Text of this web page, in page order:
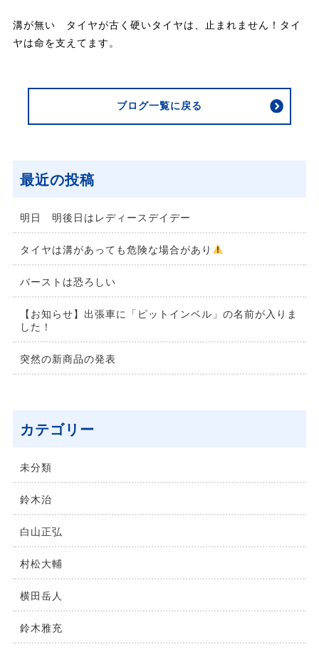
溝が無い タイヤが古く硬いタイヤは、止まれません！タイ
ヤは命を支えてます。
ブログ一覧に戻る
最近の投稿
明日 明後日はレディースデイデー
タイヤは溝があっても危険な場合があり
バーストは恐ろしい
【お知らせ】出張車に「ピットインベル」の名前が入りま
した！
突然の新商品の発表
カテゴリー
未分類
鈴⽊治
⽩⼭正弘
村松⼤輔
横⽥岳⼈
鈴木雅充